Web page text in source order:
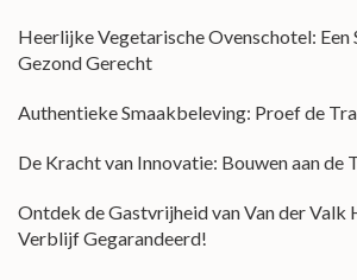
Heerlijke Vegetarische Ovenschotel: Een
Gezond Gerecht
Authentieke Smaakbeleving: Proef de
De Kracht van Innovatie: Bouwen aan de
Ontdek de Gastvrijheid van Van der Valk
Verblijf Gegarandeerd!